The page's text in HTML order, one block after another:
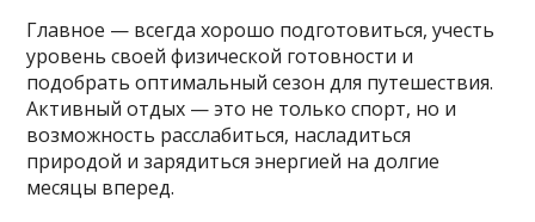
Главное — всегда хорошо подготовиться, учесть
уровень своей физической готовности и
подобрать оптимальный сезон для путешествия.
Активный отдых — это не только спорт, но и
возможность расслабиться, насладиться
природой и зарядиться энергией на долгие
месяцы вперед.